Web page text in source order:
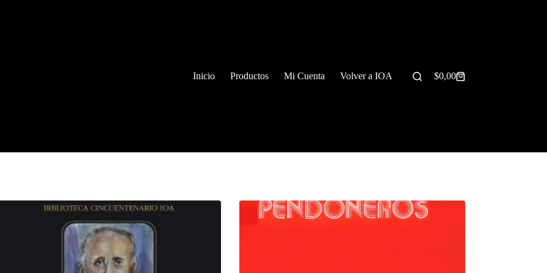
Inicio Productos Mi Cuenta Volver a IOA
Carrito
$0,00